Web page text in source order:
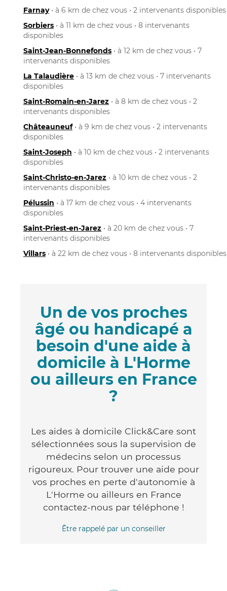
Farnay• à 6 km de chez vous • 2 intervenants disponibles
Sorbiers • à 11 km de chez vous • 8 intervenants
disponibles
Saint-Jean-Bonnefonds • à 12 km de chez vous • 7
intervenants disponibles
La Talaudière • à 13 km de chez vous • 7 intervenants
disponibles
Saint-Romain-en-Jarez • à 8 km de chez vous • 2
intervenants disponibles
Châteauneuf• à 9 km de chez vous • 2 intervenants
disponibles
Saint-Joseph • à 10 km de chez vous • 2 intervenants
disponibles
Saint-Christo-en-Jarez • à 10 km de chez vous • 2
intervenants disponibles
Pélussin • à 17 km de chez vous • 4 intervenants
disponibles
Saint-Priest-en-Jarez • à 20 km de chez vous • 7
intervenants disponibles
Villars • à 22 km de chez vous • 8 intervenants disponibles
Un de vos proches
âgé ou handicapé a
besoin d'une aide à
domicile à L'Horme
ou ailleurs en France
?
Les aides à domicile Click&Care sont
sélectionnées sous la supervision de
médecins selon un processus
rigoureux. Pour trouver une aide pour
vos proches en perte d'autonomie à
L'Horme ou ailleurs en France
contactez-nous par téléphone !
Être rappelé par un conseiller